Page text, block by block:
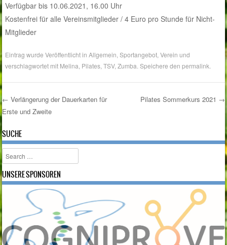
Verfügbar bis 10.06.2021, 16.00 Uhr
Kostenfrei für alle Vereinsmitglieder / 4 Euro pro Stunde für Nicht-
Mitglieder
Eintrag wurde Veröffentlicht inAllgemein ,Sportangebot ,Verein und
verschlagwortet mit Melina Pilates ,TSV,Zumba . Speichere denpermalink
Post navigation
← Verlängerung der Dauerkarten für
Erste und Zweite
Pilates Sommerkurs 2021 →
SUCHE
Search
UNSERE SPONSOREN